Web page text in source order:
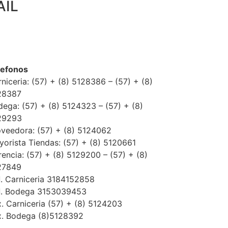
(57) + (8) 5128386 – (57) + (8)
(57) + (8) 5124323 – (57) + (8)
(57) + (8) 5124062
Tiendas: (57) + (8) 5120661
(57) + (8) 5129200 – (57) + (8)
Carniceria 3184152858
Bodega 3153039453
Carniceria (57) + (8) 5124203
Bodega (8)5128392